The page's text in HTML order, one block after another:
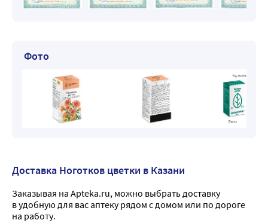
Фото
Доставка Ноготков цветки в Казани
Заказывая на Apteka.ru, можно выбрать доставку
в удобную для вас аптеку рядом с домом или по дороге
на работу.